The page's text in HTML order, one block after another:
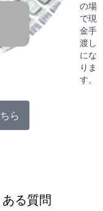
の場
で現
金手
渡し
にな
りま
す。
ら
る質問